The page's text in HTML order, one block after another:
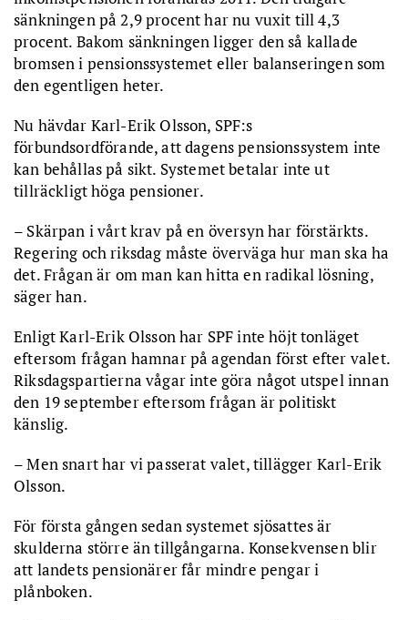
sänkningen på 2,9 procent har nu vuxit till 4,3
procent. Bakom sänkningen ligger den så kallade
bromsen i pensionssystemet eller balanseringen som
den egentligen heter.
Nu hävdar Karl-Erik Olsson, SPF:s
förbundsordförande, att dagens pensionssystem inte
kan behållas på sikt. Systemet betalar inte ut
tillräckligt höga pensioner.
– Skärpan i vårt krav på en översyn har förstärkts.
Regering och riksdag måste överväga hur man ska ha
det. Frågan är om man kan hitta en radikal lösning,
säger han.
Enligt Karl-Erik Olsson har SPF inte höjt tonläget
eftersom frågan hamnar på agendan först efter valet.
Riksdagspartierna vågar inte göra något utspel innan
den 19 september eftersom frågan är politiskt
känslig.
– Men snart har vi passerat valet, tillägger Karl-Erik
Olsson.
För första gången sedan systemet sjösattes är
skulderna större än tillgångarna. Konsekvensen blir
att landets pensionärer får mindre pengar i
plånboken.